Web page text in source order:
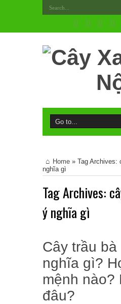
Home » Tag Archives:
nghĩa gì
Tag Archives:
ý nghĩa gì
Cây trầu bà
nghĩa gì?
mệnh nào?
đâu?